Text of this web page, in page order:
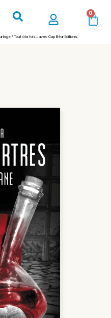
0
? Tout à la fois… avec Cap Béar Editions.